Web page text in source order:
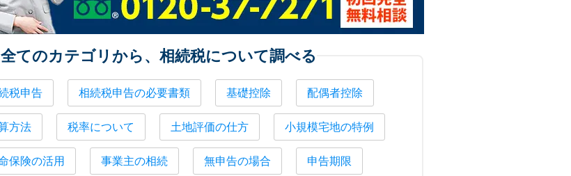
全てのカテゴリから、相続税について調べる
税申告 相続税申告の必要書類 基礎控除 配偶者控除
方法 税率について 土地評価の仕方 小規模宅地の特例
保険の活用 事業主の相続 無申告の場合 申告期限